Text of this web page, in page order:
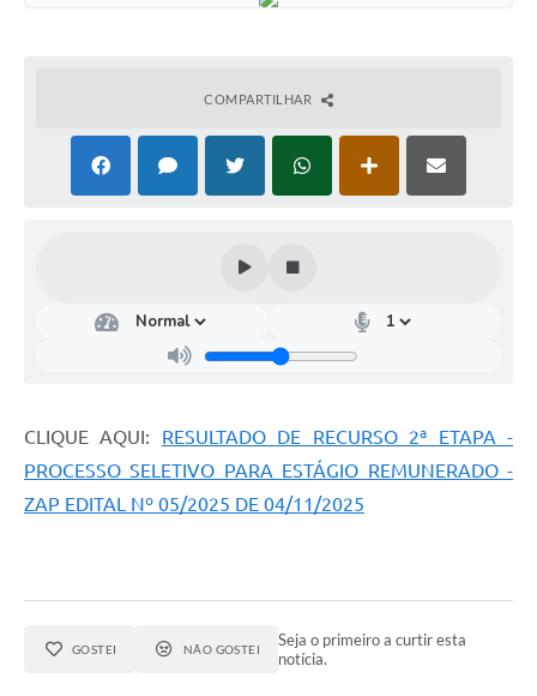
COMPARTILHAR
CLIQUE AQUI: RESULTADO DE RECURSO 2ª ETAPA -
PROCESSO SELETIVO PARA ESTÁGIO REMUNERADO -
ZAP EDITAL Nº 05/2025 DE 04/11/2025
GOSTEI NÃO GOSTEI
Seja o primeiro a curtir esta
notícia.